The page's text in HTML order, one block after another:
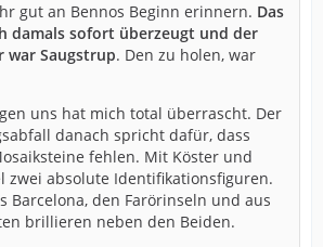
gut an Bennos Beginn erinnern. Das
damals sofort überzeugt und der
war Saugstrup. Den zu holen, war
uns hat mich total überrascht. Der
danach spricht dafür, dass
fehlen. Mit Köster und
zwei absolute Identifikationsfiguren.
Barcelona, den Farörinseln und aus
brillieren neben den Beiden.